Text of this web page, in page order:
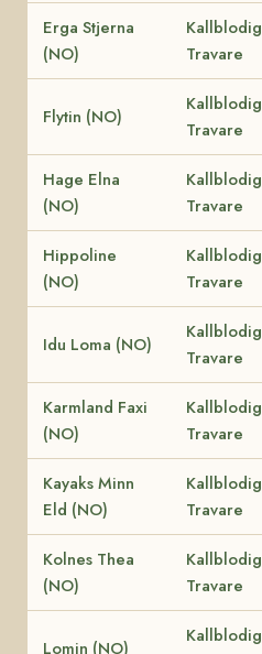
Erga Stjerna
(NO)
Kallblodig
Travare
Flytin (NO)
Kallblodig
Travare
Hage Elna
(NO)
Kallblodig
Travare
Hippoline
(NO)
Kallblodig
Travare
Idu Loma (NO)
Kallblodig
Travare
Karmland Faxi
(NO)
Kallblodig
Travare
Kayaks Minn
Eld (NO)
Kallblodig
Travare
Kolnes Thea
(NO)
Kallblodig
Travare
Lomin (NO)
Kallblodig